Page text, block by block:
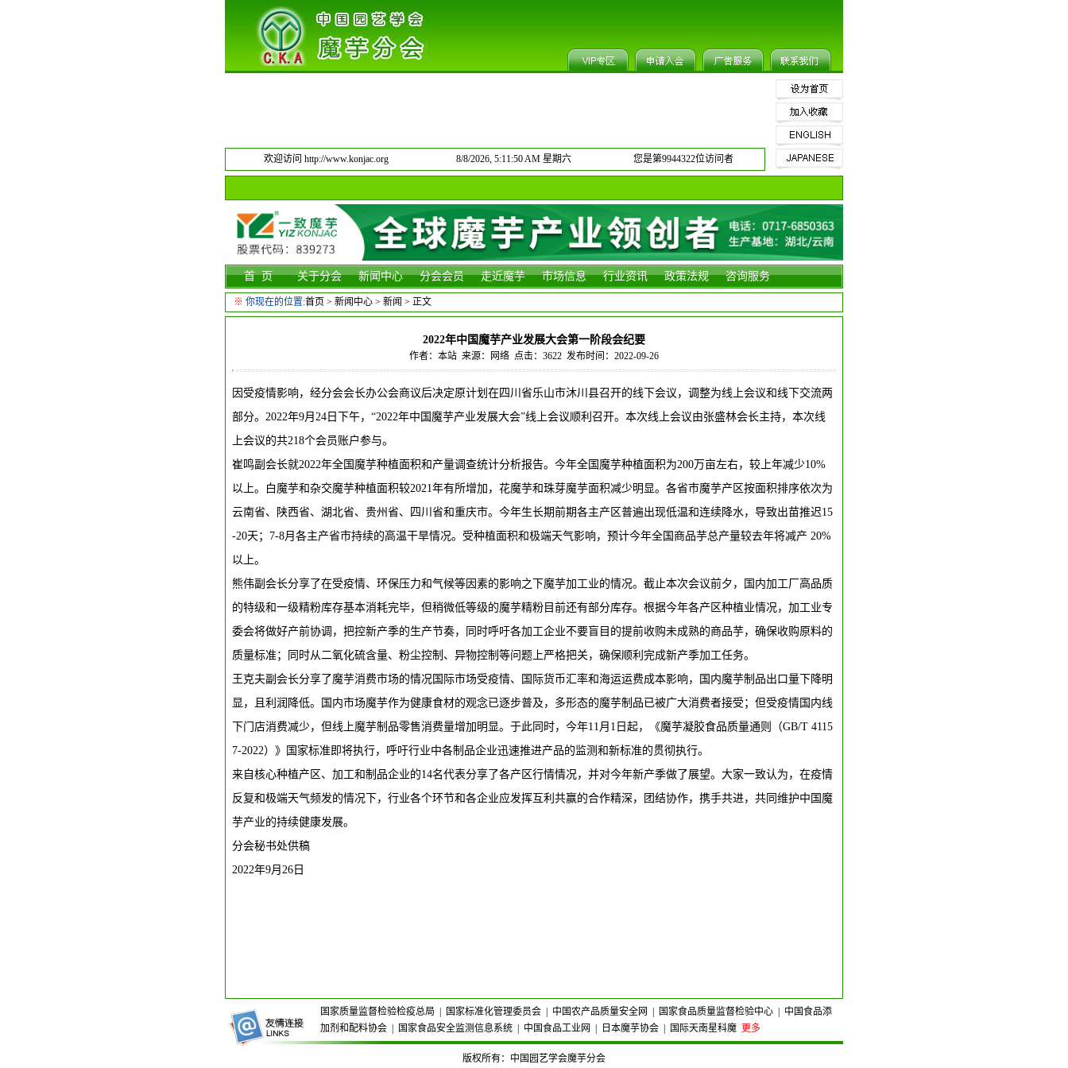
欢迎访问 http://www.konjac.org 8/8/2026, 5:11:51 AM 星期六 您是第9944322位访问者
首 页 关于分会 新闻中心 分会会员 走近魔芋 市场信息 行业资讯 政策法规 咨询服务
※ 你现在的位置:首页 > 新闻中心 > 新闻 > 正文
2022年中国魔芋产业发展大会第一阶段会纪要
作者：本站 来源：网络 点击：3622 发布时间：2022-09-26
因受疫情影响，经分会会长办公会商议后决定原计划在四川省乐山市沐川县召开的线下会议，调整为线上会议和线下交流两
部分。2022年9月24日下午，“2022年中国魔芋产业发展大会”线上会议顺利召开。本次线上会议由张盛林会长主持，本次线
上会议的共218个会员账户参与。
崔鸣副会长就2022年全国魔芋种植面积和产量调查统计分析报告。今年全国魔芋种植面积为200万亩左右，较上年减少10%
以上。白魔芋和杂交魔芋种植面积较2021年有所增加，花魔芋和珠芽魔芋面积减少明显。各省市魔芋产区按面积排序依次为
云南省、陕西省、湖北省、贵州省、四川省和重庆市。今年生长期前期各主产区普遍出现低温和连续降水，导致出苗推迟15
-20天；7-8月各主产省市持续的高温干旱情况。受种植面积和极端天气影响，预计今年全国商品芋总产量较去年将减产 20%
以上。
熊伟副会长分享了在受疫情、环保压力和气候等因素的影响之下魔芋加工业的情况。截止本次会议前夕，国内加工厂高品质
的特级和一级精粉库存基本消耗完毕，但稍微低等级的魔芋精粉目前还有部分库存。根据今年各产区种植业情况，加工业专
委会将做好产前协调，把控新产季的生产节奏，同时呼吁各加工企业不要盲目的提前收购未成熟的商品芋，确保收购原料的
质量标准；同时从二氧化硫含量、粉尘控制、异物控制等问题上严格把关，确保顺利完成新产季加工任务。
王克夫副会长分享了魔芋消费市场的情况国际市场受疫情、国际货币汇率和海运运费成本影响，国内魔芋制品出口量下降明
显，且利润降低。国内市场魔芋作为健康食材的观念已逐步普及，多形态的魔芋制品已被广大消费者接受；但受疫情国内线
下门店消费减少，但线上魔芋制品零售消费量增加明显。于此同时，今年11月1日起，《魔芋凝胶食品质量通则（GB/T 4115
7-2022）》国家标准即将执行，呼吁行业中各制品企业迅速推进产品的监测和新标准的贯彻执行。
来自核心种植产区、加工和制品企业的14名代表分享了各产区行情情况，并对今年新产季做了展望。大家一致认为，在疫情
反复和极端天气频发的情况下，行业各个环节和各企业应发挥互利共赢的合作精深，团结协作，携手共进，共同维护中国魔
芋产业的持续健康发展。
分会秘书处供稿
2022年9月26日
国家质量监督检验检疫总局 国家标准化管理委员会 中国农产品质量安全网 国家食品质量监督检验中心
中国食品添
加剂和配料协会
国家食品安全监测信息系统 中国食品工业网 日本魔芋协会 国际天南星科魔 更多
版权所有：中国园艺学会魔芋分会